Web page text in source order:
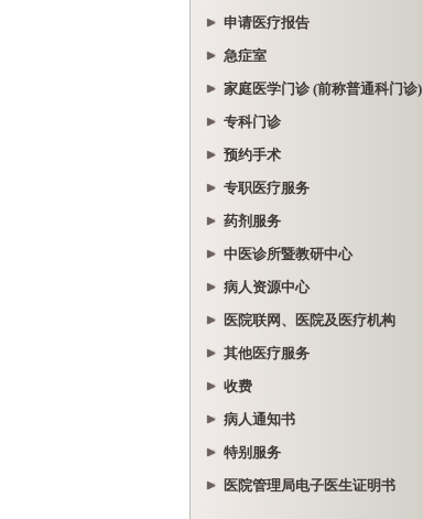
申请医疗报告
急症室
家庭医学门诊 (前称普通科门诊)
专科门诊
预约手术
专职医疗服务
药剂服务
中医诊所暨教研中心
病人资源中心
医院联网、医院及医疗机构
其他医疗服务
收费
病人通知书
特别服务
医院管理局电子医生证明书